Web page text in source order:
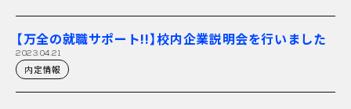
入学案内
オープンキャンパス
【万全の就職サポート!!】校内企業説明会を行いました
2023.04.21
内定情報